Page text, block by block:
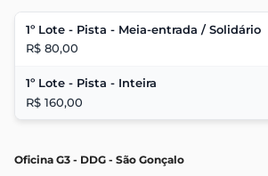
1º Lote - Pista - Meia-entrada / Solidário
R$ 80,00
1º Lote - Pista - Inteira
R$ 160,00
Oficina G3 - DDG - São Gonçalo